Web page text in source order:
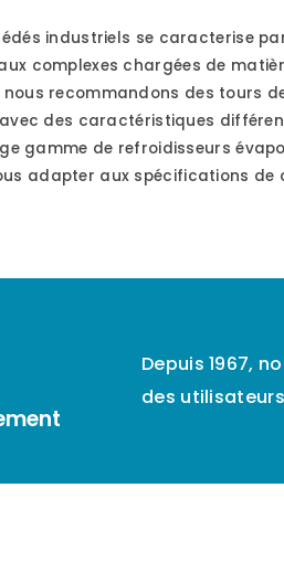
industriels se caracterise
complexes chargées de
recommandons des tours
des caractéristiques
gamme de refroidisseurs
adapter aux spécifications de
Depuis 1967,
des